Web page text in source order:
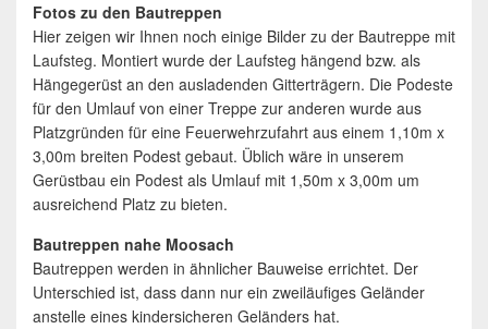
Fotos zu den Bautreppen
Hier zeigen wir Ihnen noch einige Bilder zu der Bautreppe mit
Laufsteg. Montiert wurde der Laufsteg hängend bzw. als
Hängegerüst an den ausladenden Gitterträgern. Die Podeste
für den Umlauf von einer Treppe zur anderen wurde aus
Platzgründen für eine Feuerwehrzufahrt aus einem 1,10m x
3,00m breiten Podest gebaut. Üblich wäre in unserem
Gerüstbau ein Podest als Umlauf mit 1,50m x 3,00m um
ausreichend Platz zu bieten.
Bautreppen nahe Moosach
Bautreppen werden in ähnlicher Bauweise errichtet. Der
Unterschied ist, dass dann nur ein zweiläufiges Geländer
anstelle eines kindersicheren Geländers hat.